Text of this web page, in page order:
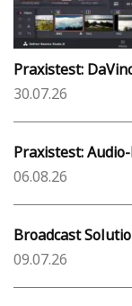
Praxistest:
30.07.26
Praxistest:
06.08.26
Broadcast
09.07.26